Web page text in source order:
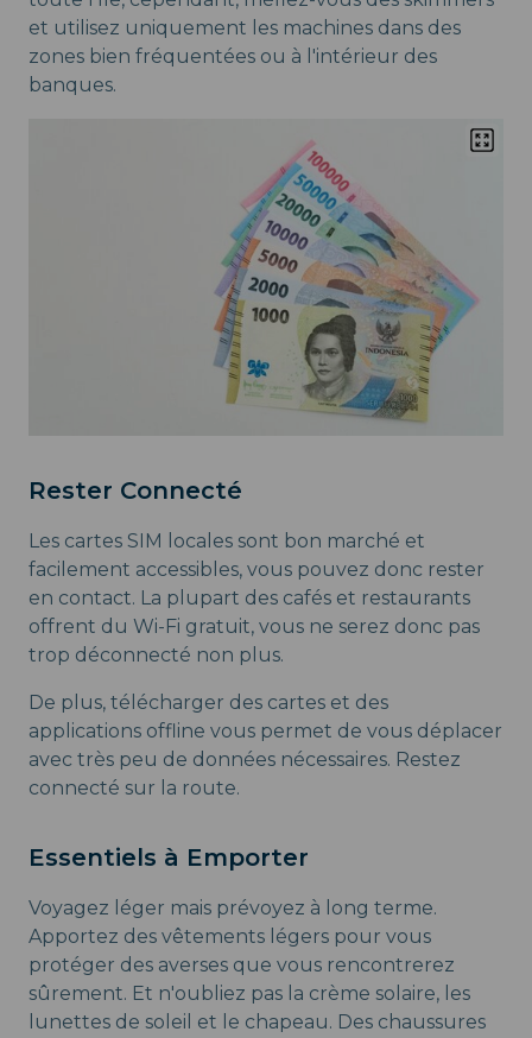
et utilisez uniquement les machines dans des
zones bien fréquentées ou à l'intérieur des
banques.
Rester Connecté
Les cartes SIM locales sont bon marché et
facilement accessibles, vous pouvez donc rester
en contact. La plupart des cafés et restaurants
offrent du Wi-Fi gratuit, vous ne serez donc pas
trop déconnecté non plus.
De plus, télécharger des cartes et des
applications offline vous permet de vous déplacer
avec très peu de données nécessaires. Restez
connecté sur la route.
Essentiels à Emporter
Voyagez léger mais prévoyez à long terme.
Apportez des vêtements légers pour vous
protéger des averses que vous rencontrerez
sûrement. Et n'oubliez pas la crème solaire, les
lunettes de soleil et le chapeau. Des chaussures